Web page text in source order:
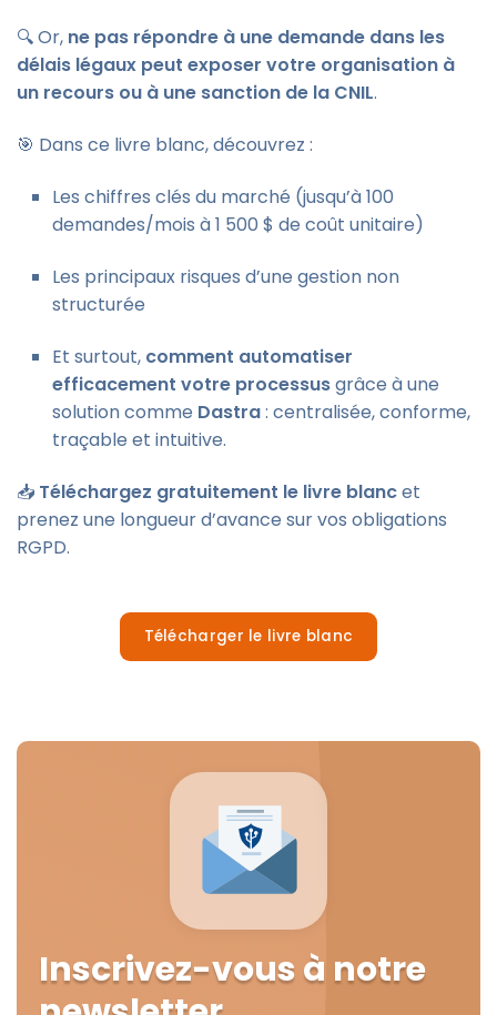
🔍 Or, ne pas répondre à une demande dans les
délais légaux peut exposer votre organisation à
un recours ou à une sanction de la CNIL.
🎯 Dans ce livre blanc, découvrez :
Les chiffres clés du marché (jusqu’à 100
demandes/mois à 1 500 $ de coût unitaire)
Les principaux risques d’une gestion non
structurée
Et surtout, comment automatiser
efficacement votre processusgrâce à une
solution comme Dastra: centralisée, conforme,
traçable et intuitive.
📥 Téléchargez gratuitement le livre blancet
prenez une longueur d’avance sur vos obligations
RGPD.
Télécharger le livre blanc
Inscrivez-vous à notre